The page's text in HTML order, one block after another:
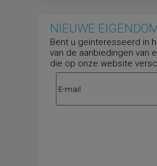
NIEUWE
Bent u geïnteresseerd in
van de aanbiedingen van
die op onze website